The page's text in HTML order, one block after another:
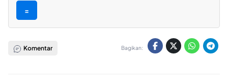
=
Komentar Bagikan: